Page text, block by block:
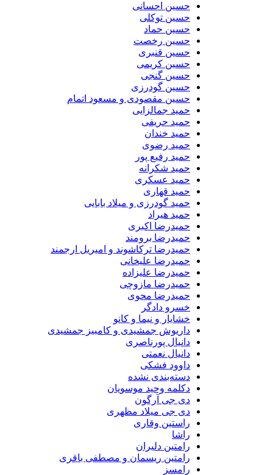
حسین احسانی
حسین توکلی
حسین حماد
حسین رخصت
حسین قنبری
حسین کریمی
حسین گنجی
حسین گودرزی
حسین مقصودی و مسعود اتمام
حمید جمالزایی
حمید حریفی
حمید خندان
حمید رضوی
حمید رفیع پور
حمید شکرانه
حمید عسکری
حمید قهاری
حمید گودرزی و میلاد بابایی
حمید هیراد
حمیدرضا اکبری
حمیدرضا برومند
حمیدرضا ترکاشوند و امیریل ارجمند
حمیدرضا علیخانی
حمیدرضا علیزاده
حمیدرضا مازوچی
حمیدرضا محوی
خسرو دادگر
خشایار و نیما و کانو
داریوش جمشیدی و کامبیز جمشیدی
دانیال پورناصری
دانیال نعمتی
داوود فشکی
دسته‌بندی نشده
دکلمه وحید موسویان
دی جی آرگون
دی جی میلاد مظهری
راستین وقاری
رامتین دلیران
رامتین ریسمان و مصطفی باقری